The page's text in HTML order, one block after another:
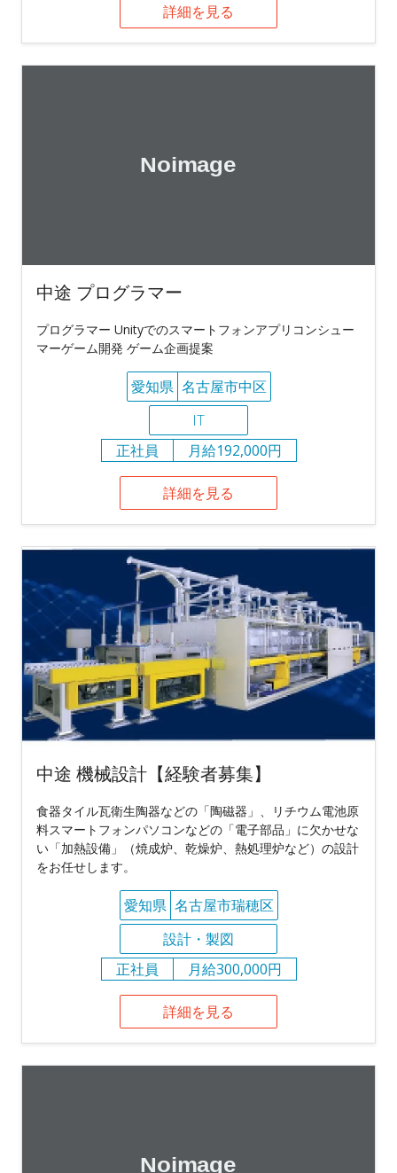
詳細を見る
中途 プログラマー
プログラマー Unityでのスマートフォンアプリコンシュー
マーゲーム開発 ゲーム企画提案
愛知県 名古屋市中区
IT
正社員
月給192,000円
詳細を見る
中途 機械設計【経験者募集】
食器タイル瓦衛生陶器などの「陶磁器」、リチウム電池原
料スマートフォンパソコンなどの「電子部品」に欠かせな
い「加熱設備」（焼成炉、乾燥炉、熱処理炉など）の設計
をお任せします。
愛知県 名古屋市瑞穂区
設計・製図
正社員
月給300,000円
詳細を見る